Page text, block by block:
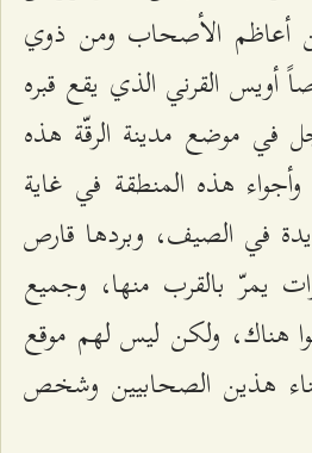
أعاظم الأصحاب ومن ذوي
أويس القرني الذي يقع قبره
في موضع مدينة الرقّة هذه
هذه المنطقة في غاية
في الصيف، وبردها قارص
يمرّ بالقرب منها، وجميع
هناك، ولكن ليس لهم موقع
هذين الصحابيين وشخص